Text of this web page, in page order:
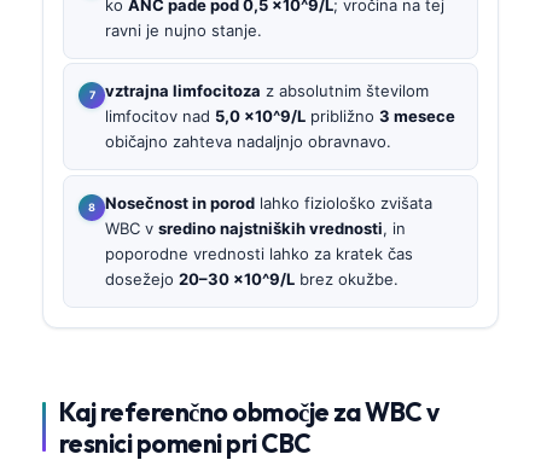
ko ANC pade pod 0,5 ×10^9/L; vročina na tej
ravni je nujno stanje.
vztrajna limfocitoza z absolutnim številom
limfocitov nad 5,0 ×10^9/L približno 3 mesece
običajno zahteva nadaljnjo obravnavo.
Nosečnost in porod lahko fiziološko zvišata
WBC v sredino najstniških vrednosti, in
poporodne vrednosti lahko za kratek čas
dosežejo 20–30 ×10^9/L brez okužbe.
Kaj referenčno območje za WBC v
resnici pomeni pri CBC